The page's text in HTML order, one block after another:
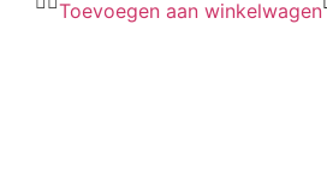
Toevoegen aan winkelwagen